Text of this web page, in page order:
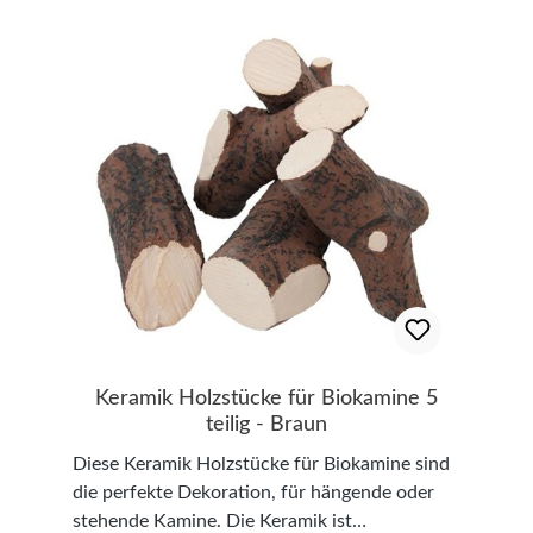
angepasstes Zubehör für Ihren Bio-Kamin.
Lieferumfang Set bestehend aus 5 Keramik
Holzstücken. Maße & Technische Daten
Anzahl: 5 Teile Länge: ca. 180–220 mm (18–22
cm) Breite: ca. 30–60 mm (3–6 cm) Gewicht:
ca. 1 kg Material: Hitzebeständige Keramik
Hinweis: Die Abbildungen können vom
tatsächlichen Produkt leicht abweichen.
Stelle: ca. 13,5 cm 1 x Stamm mit 1 Ast (auf
einer Seite flach) - Gesamtlänge: ca. 26,5 cm,
dickste Stelle am Stamm: ca. 5 cm, breiteste
Stelle: ca. 5 cm 2 x Äste Y-Form (auf einer
Seite flach) - Gesamtlänge: ca. 18,5 cm,
dickste Stelle am Stamm: ca. 4 cm, breiteste
Stelle: ca. 11 cm 3 x kleine Äste gerade (auf
einer Seite flach) - Gesamtlänge: ca. 15,5 cm,
dickste Stelle am Stamm: ca. 4 cm, breiteste
Stelle: ca. 4 cm 3 x Äste (rund) - Gesamtlänge:
ca. 16,5 cm, dickste Stelle am Stamm: ca. 5
Holzsatz ist allein für Dekorationszwecke
geeignet. Obwohl der keramische Holzsatz
Holzsatz rund um die Flammen herum zu
dekorieren und nicht in Kontakt mit den
Keramik Holzstücke für Biokamine 5
teilig - Braun
Diese Keramik Holzstücke für Biokamine sind
die perfekte Dekoration, für hängende oder
stehende Kamine. Die Keramik ist